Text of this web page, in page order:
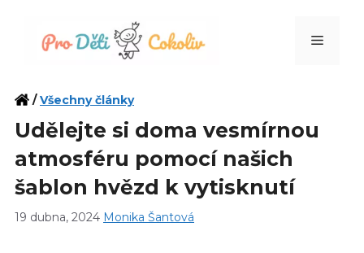
Menu
/Všechny články
Udělejte si doma vesmírnou
atmosféru pomocí našich
šablon hvězd k vytisknutí
19 dubna, 2024 Monika Šantová